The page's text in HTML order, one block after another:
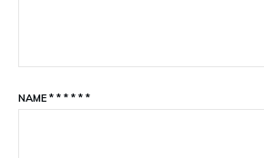
NAME * * * * * *